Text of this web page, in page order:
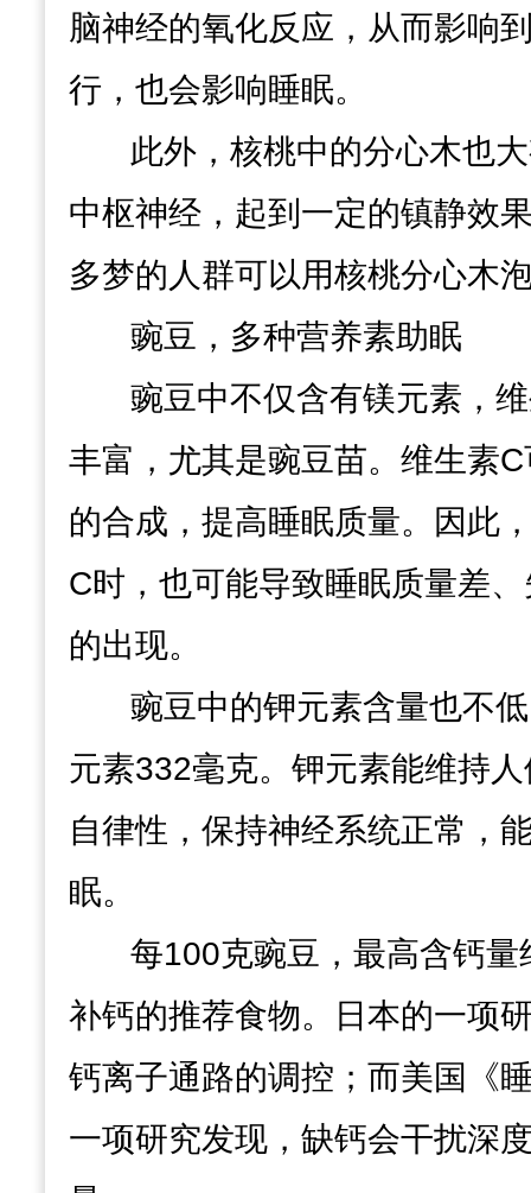
脑神经的氧化反应，从而影响
行，也会影响睡眠。
此外， 核桃中的分心木也
中枢神经， 起到一定的镇静效
多梦的人群可以用核桃分心木
豌豆，多种营养素助眠
豌豆中不仅含有镁元素，
丰富，尤其是豌豆苗。维生素
的合成，提高睡眠质量。
因此
C时，也可能导致睡眠质量差
的出现。
豌豆中的钾元素含量也不
元素332毫克。 钾元素能维持
自律性， 保持神经系统正常，
眠。
每100克豌豆，最高含钙
补钙的推荐食物。日本的一项
钙离子通路的调控；而美国《
一项研究发现， 缺钙会干扰深